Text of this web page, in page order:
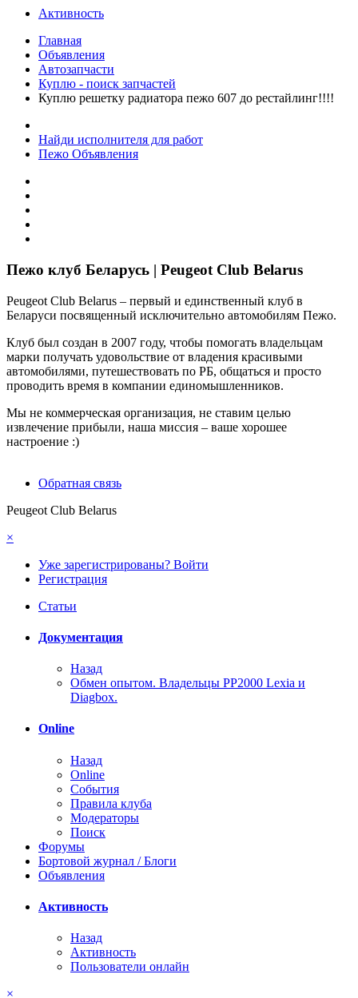
Активность
Главная
Объявления
Автозапчасти
Куплю - поиск запчастей
Куплю решетку радиатора пежо 607 до рестайлинг!!!!
Найди исполнителя для работ
Пежо Объявления
Пежо клуб Беларусь | Peugeot Club Belarus
Peugeot Club Belarus – первый и единственный клуб в
Беларуси посвященный исключительно автомобилям Пежо.
Клуб был создан в 2007 году, чтобы помогать владельцам
марки получать удовольствие от владения красивыми
автомобилями, путешествовать по РБ, общаться и просто
проводить время в компании единомышленников.
Мы не коммерческая организация, не ставим целью
извлечение прибыли, наша миссия – ваше хорошее
настроение :)
Обратная связь
Peugeot Club Belarus
×
Уже зарегистрированы? Войти
Регистрация
Статьи
Документация
Назад
Обмен опытом. Владельцы PP2000 Lexia и
Diagbox.
Online
Назад
Online
События
Правила клуба
Модераторы
Поиск
Форумы
Бортовой журнал / Блоги
Объявления
Активность
Назад
Активность
Пользователи онлайн
×